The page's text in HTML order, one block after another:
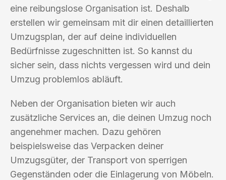
eine reibungslose Organisation ist. Deshalb
erstellen wir gemeinsam mit dir einen detaillierten
Umzugsplan, der auf deine individuellen
Bedürfnisse zugeschnitten ist. So kannst du
sicher sein, dass nichts vergessen wird und dein
Umzug problemlos abläuft.
Neben der Organisation bieten wir auch
zusätzliche Services an, die deinen Umzug noch
angenehmer machen. Dazu gehören
beispielsweise das Verpacken deiner
Umzugsgüter, der Transport von sperrigen
Gegenständen oder die Einlagerung von Möbeln.